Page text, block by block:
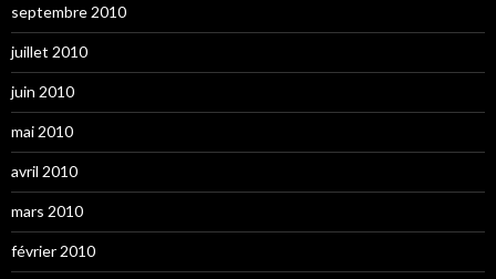
septembre 2010
juillet 2010
juin 2010
mai 2010
avril 2010
mars 2010
février 2010